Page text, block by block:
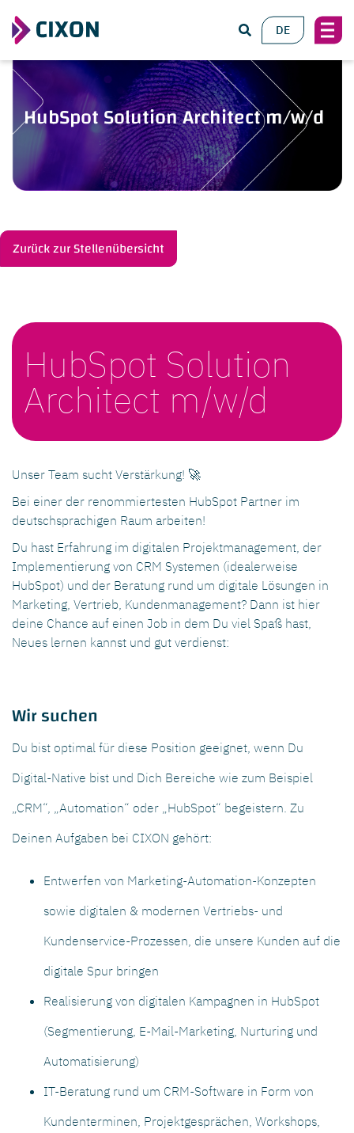
DE
HubSpot Solution Architect m/w/d
Zurück zur Stellenübersicht
HubSpot Solution
Architect m/w/d
Unser Team sucht Verstärkung! 🚀
Bei einer der renommiertesten HubSpot Partner im
deutschsprachigen Raum arbeiten!
Du hast Erfahrung im digitalen Projektmanagement, der
Implementierung von CRM Systemen (idealerweise
HubSpot) und der Beratung rund um digitale Lösungen in
Marketing, Vertrieb, Kundenmanagement? Dann ist hier
deine Chance auf einen Job in dem Du viel Spaß hast,
Neues lernen kannst und gut verdienst:
Wir suchen
Du bist optimal für diese Position geeignet, wenn Du
Digital-Native bist und Dich Bereiche wie zum Beispiel
„CRM“, „Automation“ oder „HubSpot“ begeistern. Zu
Deinen Aufgaben bei CIXON gehört:
Entwerfen von Marketing-Automation-Konzepten
sowie digitalen & modernen Vertriebs- und
Kundenservice-Prozessen, die unsere Kunden auf die
digitale Spur bringen
Realisierung von digitalen Kampagnen in HubSpot
(Segmentierung, E-Mail-Marketing, Nurturing und
Automatisierung)
IT-Beratung rund um CRM-Software in Form von
Kundenterminen, Projektgesprächen, Workshops,